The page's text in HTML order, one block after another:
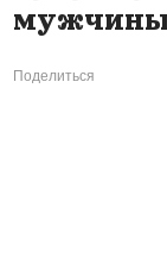
Поделиться